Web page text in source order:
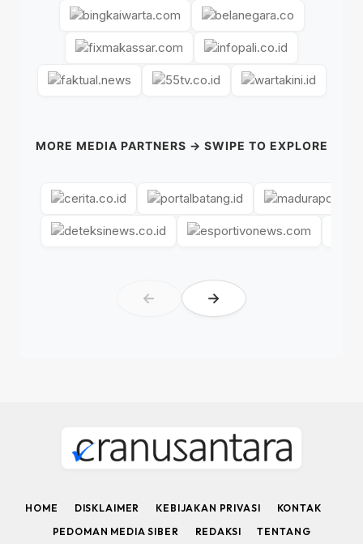
MORE MEDIA PARTNERS → SWIPE TO EXPLORE
← →
HOME DISKLAIMER KEBIJAKAN PRIVASI
KONTAK
PEDOMAN MEDIA SIBER
REDAKSI TENTANG